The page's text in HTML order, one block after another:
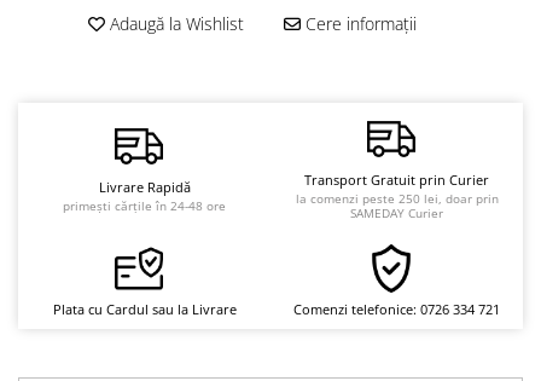
Lumea îngerilor
Seria Masaru Emoto
Inspiraţie divină
Vindecare spirituală
Viaţa de după moarte
Adaugă la Wishlist Cere informații
Livrare Rapidă
primești cărțile în 24-48 ore
Transport Gratuit prin Curier
la comenzi peste 250 lei, doar prin
SAMEDAY Curier
Plata cu Cardul sau la Livrare Comenzi telefonice: 0726 334 721